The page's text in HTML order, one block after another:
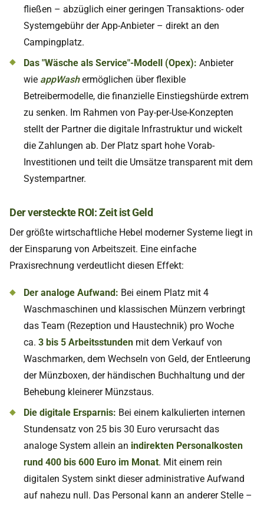
fließen – abzüglich einer geringen Transaktions- oder
Systemgebühr der App-Anbieter – direkt an den
Campingplatz.
Das "Wäsche als Service"-Modell (Opex): Anbieter
wie appWashermöglichen über flexible
Betreibermodelle, die finanzielle Einstiegshürde extrem
zu senken. Im Rahmen von Pay-per-Use-Konzepten
stellt der Partner die digitale Infrastruktur und wickelt
die Zahlungen ab. Der Platz spart hohe Vorab-
Investitionen und teilt die Umsätze transparent mit dem
Systempartner.
Der versteckte ROI: Zeit ist Geld
Der größte wirtschaftliche Hebel moderner Systeme liegt in
der Einsparung von Arbeitszeit. Eine einfache
Praxisrechnung verdeutlicht diesen Effekt:
Der analoge Aufwand: Bei einem Platz mit 4
Waschmaschinen und klassischen Münzern verbringt
das Team (Rezeption und Haustechnik) pro Woche
ca. 3 bis 5 Arbeitsstunden mit dem Verkauf von
Waschmarken, dem Wechseln von Geld, der Entleerung
der Münzboxen, der händischen Buchhaltung und der
Behebung kleinerer Münzstaus.
Die digitale Ersparnis: Bei einem kalkulierten internen
Stundensatz von 25 bis 30 Euro verursacht das
analoge System allein an indirekten Personalkosten
rund 400 bis 600 Euro im Monat. Mit einem rein
digitalen System sinkt dieser administrative Aufwand
auf nahezu null. Das Personal kann an anderer Stelle –